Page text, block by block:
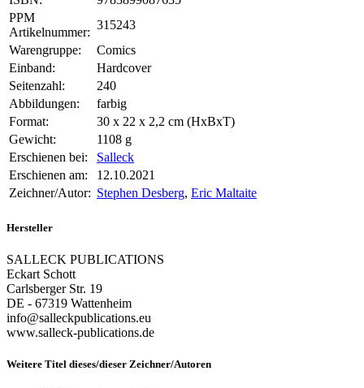
PPM
Artikelnummer:
315243
Warengruppe:
Comics
Einband:
Hardcover
Seitenzahl:
240
Abbildungen:
farbig
Format:
30 x 22 x 2,2 cm (HxBxT)
Gewicht:
1108 g
Erschienen bei:
Salleck
Erschienen am:
12.10.2021
Zeichner/Autor: Stephen Desberg, Eric Maltaite
Hersteller
SALLECK PUBLICATIONS
Eckart Schott
Carlsberger Str. 19
DE - 67319 Wattenheim
info@salleckpublications.eu
www.salleck-publications.de
Weitere Titel dieses/dieser Zeichner/Autoren